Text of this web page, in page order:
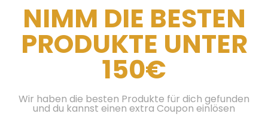
NIMM DIE BESTEN
PRODUKTE UNTER
150€
Wir haben die besten Produkte für dich gefunden
und du kannst einen extra Coupon einlösen